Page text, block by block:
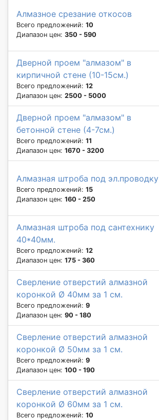
Алмазное срезание откосов
Всего предложений: 10
Диапазон цен: 350 - 590
Дверной проем "алмазом" в
кирпичной стене (10-15см.)
Всего предложений: 12
Диапазон цен: 2500 - 5000
Дверной проем "алмазом" в
бетонной стене (4-7см.)
Всего предложений: 11
Диапазон цен: 1670 - 3200
Алмазная штроба под эл.проводку
Всего предложений: 15
Диапазон цен: 160 - 250
Алмазная штроба под сантехнику
40*40мм.
Всего предложений: 12
Диапазон цен: 175 - 360
Сверление отверстий алмазной
коронкой Ø 40мм за 1 см.
Всего предложений: 9
Диапазон цен: 90 - 180
Сверление отверстий алмазной
коронкой Ø 50мм за 1 см.
Всего предложений: 9
Диапазон цен: 100 - 190
Сверление отверстий алмазной
коронкой Ø 60мм за 1 см.
Всего предложений: 10